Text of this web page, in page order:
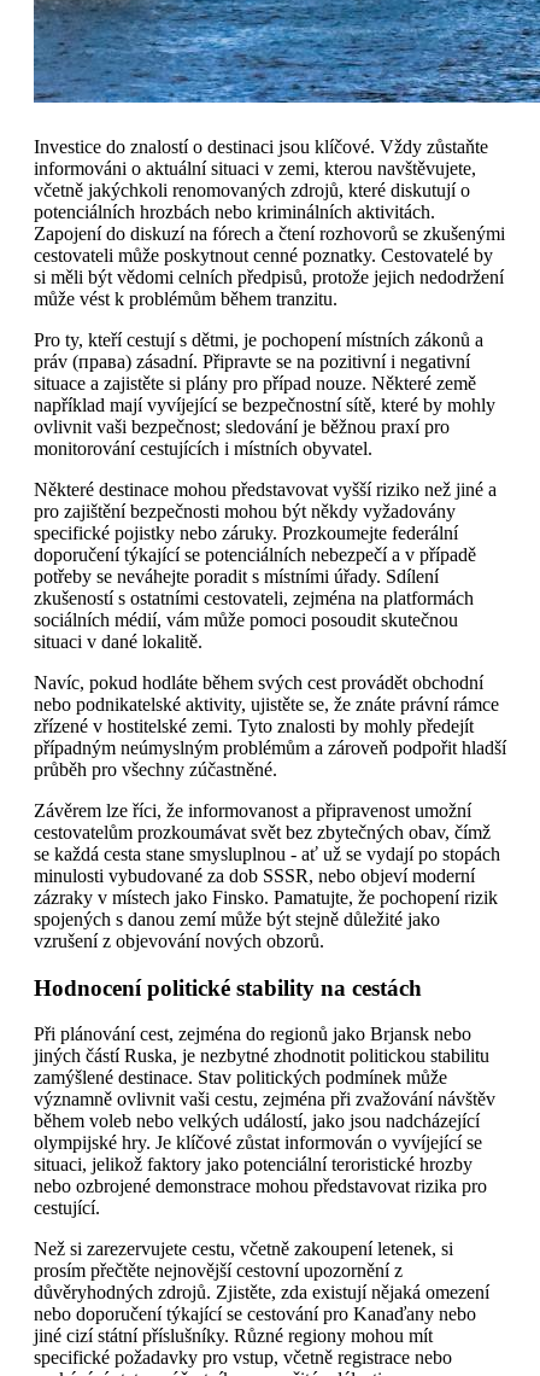
Investice do znalostí o destinaci jsou klíčové. Vždy zůstaňte
informováni o aktuální situaci v zemi, kterou navštěvujete,
včetně jakýchkoli renomovaných zdrojů, které diskutují o
potenciálních hrozbách nebo kriminálních aktivitách.
Zapojení do diskuzí na fórech a čtení rozhovorů se zkušenými
cestovateli může poskytnout cenné poznatky. Cestovatelé by
si měli být vědomi celních předpisů, protože jejich nedodržení
může vést k problémům během tranzitu.
Pro ty, kteří cestují s dětmi, je pochopení místních zákonů a
práv (права) zásadní. Připravte se na pozitivní i negativní
situace a zajistěte si plány pro případ nouze. Některé země
například mají vyvíjející se bezpečnostní sítě, které by mohly
ovlivnit vaši bezpečnost; sledování je běžnou praxí pro
monitorování cestujících i místních obyvatel.
Některé destinace mohou představovat vyšší riziko než jiné a
pro zajištění bezpečnosti mohou být někdy vyžadovány
specifické pojistky nebo záruky. Prozkoumejte federální
doporučení týkající se potenciálních nebezpečí a v případě
potřeby se neváhejte poradit s místními úřady. Sdílení
zkušeností s ostatními cestovateli, zejména na platformách
sociálních médií, vám může pomoci posoudit skutečnou
situaci v dané lokalitě.
Navíc, pokud hodláte během svých cest provádět obchodní
nebo podnikatelské aktivity, ujistěte se, že znáte právní rámce
zřízené v hostitelské zemi. Tyto znalosti by mohly předejít
případným neúmyslným problémům a zároveň podpořit hladší
průběh pro všechny zúčastněné.
Závěrem lze říci, že informovanost a připravenost umožní
cestovatelům prozkoumávat svět bez zbytečných obav, čímž
se každá cesta stane smysluplnou - ať už se vydají po stopách
minulosti vybudované za dob SSSR, nebo objeví moderní
zázraky v místech jako Finsko. Pamatujte, že pochopení rizik
spojených s danou zemí může být stejně důležité jako
vzrušení z objevování nových obzorů.
Hodnocení politické stability na cestách
Při plánování cest, zejména do regionů jako Brjansk nebo
jiných částí Ruska, je nezbytné zhodnotit politickou stabilitu
zamýšlené destinace. Stav politických podmínek může
významně ovlivnit vaši cestu, zejména při zvažování návštěv
během voleb nebo velkých událostí, jako jsou nadcházející
olympijské hry. Je klíčové zůstat informován o vyvíjející se
situaci, jelikož faktory jako potenciální teroristické hrozby
nebo ozbrojené demonstrace mohou představovat rizika pro
cestující.
Než si zarezervujete cestu, včetně zakoupení letenek, si
prosím přečtěte nejnovější cestovní upozornění z
důvěryhodných zdrojů. Zjistěte, zda existují nějaká omezení
nebo doporučení týkající se cestování pro Kanaďany nebo
jiné cizí státní příslušníky. Různé regiony mohou mít
specifické požadavky pro vstup, včetně registrace nebo